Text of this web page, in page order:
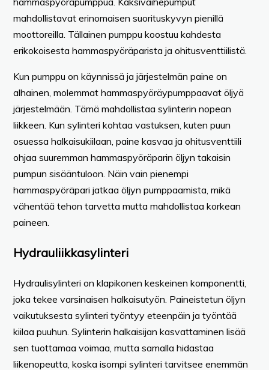
mahdollistavat erinomaisen suorituskyvyn pienillä
moottoreilla. Tällainen pumppu koostuu kahdesta
erikokoisesta hammaspyöräparista ja ohitusventtiilistä.
Kun pumppu on käynnissä ja järjestelmän paine on
alhainen, molemmat hammaspyöräypumppaavat öljyä
järjestelmään. Tämä mahdollistaa sylinterin nopean
liikkeen. Kun sylinteri kohtaa vastuksen, kuten puun
osuessa halkaisukiilaan, paine kasvaa ja ohitusventtiili
ohjaa suuremman hammaspyöräparin öljyn takaisin
pumpun sisääntuloon. Näin vain pienempi
hammaspyöräpari jatkaa öljyn pumppaamista, mikä
vähentää tehon tarvetta mutta mahdollistaa korkean
paineen.
Hydrauliikkasylinteri
Hydraulisylinteri on klapikonen keskeinen komponentti,
joka tekee varsinaisen halkaisutyön. Paineistetun öljyn
vaikutuksesta sylinteri työntyy eteenpäin ja työntää
kiilaa puuhun. Sylinterin halkaisijan kasvattaminen lisää
sen tuottamaa voimaa, mutta samalla hidastaa
liikenopeutta, koska isompi sylinteri tarvitsee enemmän